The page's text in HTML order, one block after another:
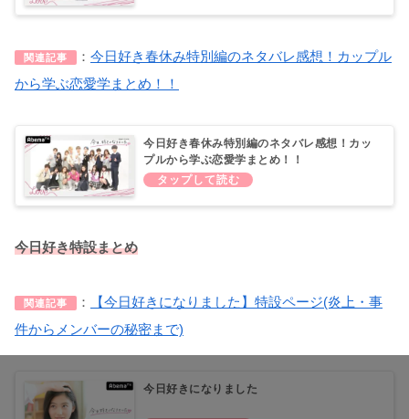
関連記事 ： 今日好き春休み特別編のネタバレ感想！カップル
から学ぶ恋愛学まとめ！！
今日好き春休み特別編のネタバレ感想！カッ
プルから学ぶ恋愛学まとめ！！
今日好き特設まとめ
関連記事 ：
【今日好きになりました】特設ページ(炎上・事
件からメンバーの秘密まで)
今日好きになりました